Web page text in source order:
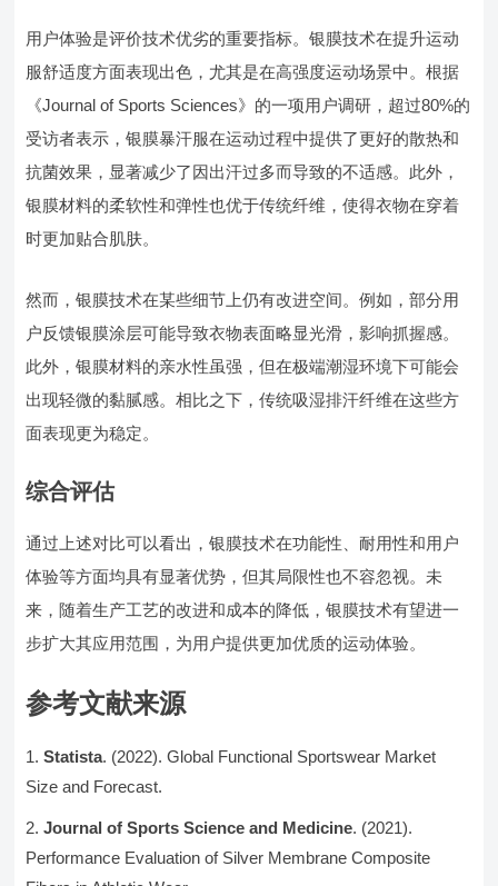
用户体验是评价技术优劣的重要指标。银膜技术在提升运动
服舒适度方面表现出色，尤其是在高强度运动场景中。根据
《Journal of Sports Sciences》的一项用户调研，超过80%的
受访者表示，银膜暴汗服在运动过程中提供了更好的散热和
抗菌效果，显著减少了因出汗过多而导致的不适感。此外，
银膜材料的柔软性和弹性也优于传统纤维，使得衣物在穿着
时更加贴合肌肤。
然而，银膜技术在某些细节上仍有改进空间。例如，部分用
户反馈银膜涂层可能导致衣物表面略显光滑，影响抓握感。
此外，银膜材料的亲水性虽强，但在极端潮湿环境下可能会
出现轻微的黏腻感。相比之下，传统吸湿排汗纤维在这些方
面表现更为稳定。
综合评估
通过上述对比可以看出，银膜技术在功能性、耐用性和用户
体验等方面均具有显著优势，但其局限性也不容忽视。未
来，随着生产工艺的改进和成本的降低，银膜技术有望进一
步扩大其应用范围，为用户提供更加优质的运动体验。
参考文献来源
Statista. (2022). Global Functional Sportswear Market
Size and Forecast.
Journal of Sports Science and Medicine. (2021).
Performance Evaluation of Silver Membrane Composite